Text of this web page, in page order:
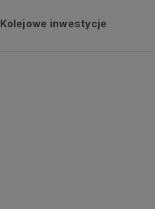
Kolejowe inwestycje